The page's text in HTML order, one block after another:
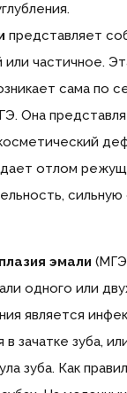
представляет
или частичное.
сама по
Она
отлом
эмали
одного или
является
зачатке зуба,
зуба. Как